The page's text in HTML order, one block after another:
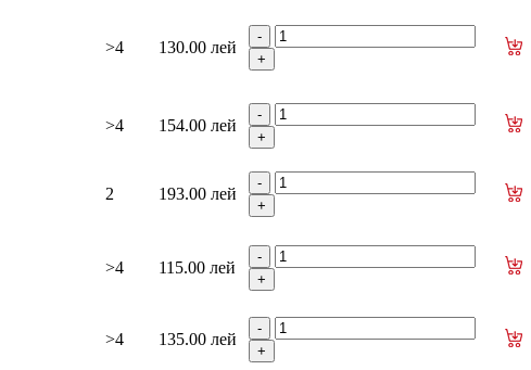
>4 130.00 лей
>4 154.00 лей
2 193.00 лей
>4 115.00 лей
>4 135.00 лей